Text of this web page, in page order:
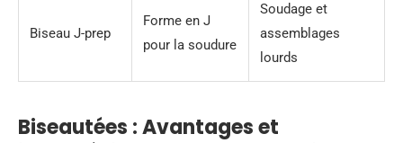
Biseau J-prep
Forme en J
pour la soudure
Soudage et
assemblages
lourds
Biseautées : Avantages et